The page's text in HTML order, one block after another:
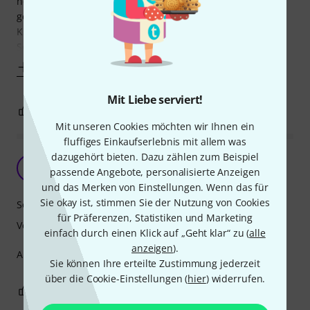
Mit Liebe serviert!
Mit unseren Cookies möchten wir Ihnen ein
fluffiges Einkaufserlebnis mit allem was
dazugehört bieten. Dazu zählen zum Beispiel
passende Angebote, personalisierte Anzeigen
und das Merken von Einstellungen. Wenn das für
Sie okay ist, stimmen Sie der Nutzung von Cookies
für Präferenzen, Statistiken und Marketing
einfach durch einen Klick auf „Geht klar“ zu (alle
anzeigen).
Sie können Ihre erteilte Zustimmung jederzeit
über die Cookie-Einstellungen (hier) widerrufen.
gerade im Studio oft zu laut und zu offen. mit diesem
Kissen kann man die Cowbell perfekt abdämpfen, um den
Sound jeweils zu perfektionieren. Und
Ich war skeptisch…
Thomas7188 07.10.2024
Aber dieses kleine Kissen funktioniert prima.
Soundverhalten
Verarbeitung